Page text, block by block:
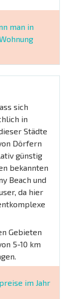
man in
sich
in
Städte
Dörfern
günstig
bekannten
Beach und
da hier
Gebieten
5-10 km
im Jahr